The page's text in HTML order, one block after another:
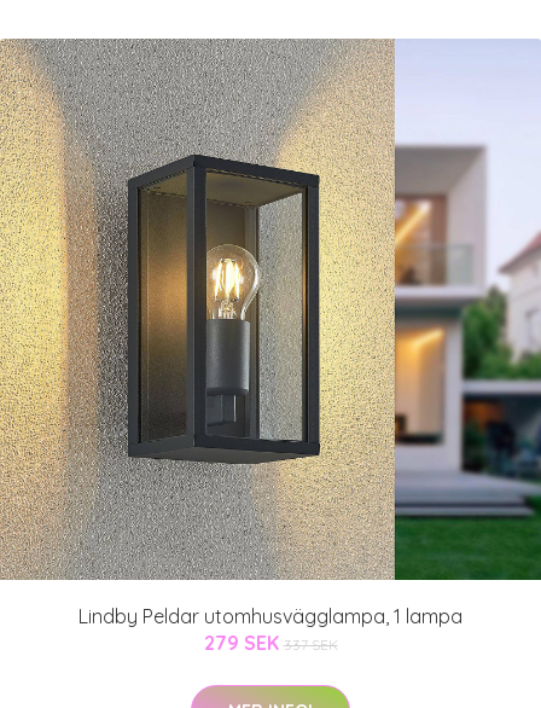
Lindby Peldar utomhusvägglampa, 1 lampa
279 SEK 337 SEK